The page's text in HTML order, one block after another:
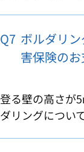
Q7 ボルダリ
害保険の
登る壁の高さが
ダリングについ